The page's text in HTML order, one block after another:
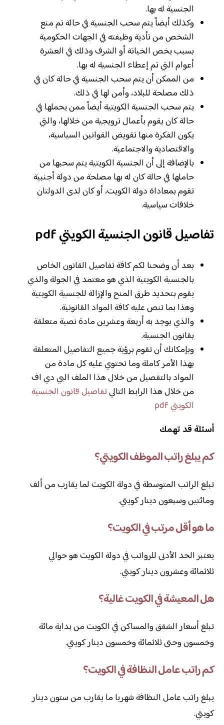
الجنسية له بها.
وكذلك أيضاً يتم سحب الجنسية في حالة تم منع
الشخص من تأدية وظيفته في الجهات الحكومية
بسبب يخص الخيانة أو الشرف وذلك في العشرة
أعوام التي تم إعطاء الجنسية له بها.
من الممكن أن يتم سحب الجنسية في حالة كان في
ذلك مصلحة للبلاد، وأمن لها في ذلك.
يتم سحب الجنسية الكويتية أيضاً ممن يحملها في
حالة كان يقوم بأعمال ترويجية من خلالها، والتي
يكون الفكرة منها تقويض القوانين السياسية،
والاقتصادية والاجتماعية.
بالإضافة إلى أن الجنسية الكويتية يتم سحبها من
حاملها في حالة كان له بها مصلحة من دولة أجنبية
تقوم بمعاداة دولة الكويت، أو كان لدى الدولتان
خلافات سياسية.
تفاصيل قانون الجنسية الكويتيpdf
بعد أن وضحنا لكم كافة تفاصيل القانون الخاص
بالجنسية الكويتية الذي هو معتمد في الجولة والذي
يقوم بتحديد طرق المنح والإزالة للجنسية الكويتية
وهذا بما تنص عليه كافة المواد القانونية.
والذي يوجد به أربعة وعشرين مادة نصية متعلقة
بقانون الجنسية.
وبإمكانك أن تقوم برؤية جميع التفاصيل المتعلقة
بهذا الأمر كاملة وما تحتوي عليه كل مادة من
المواد بالتفصيل من خلال هذا الملف البي دي اف
من خلال هذا الرابط التاليتفاصيل قانون الجنسية
الكويتي pdf
أسئلة قد تهمك
كم يبلغ راتب الموظف الكويتي؟
تبلغ الراتب المتوسطة في دولة الكويت لما يقارب من ألف
ومائتين وسبعون دينار كويتي.
ما هو أقل مرتب في الكويت؟
يعتبر الحد الأدنى للرواتب في دولة الكويت هو حوالي
ثلاثمائة وعشرون دينار كويتي.
هل المعيشة في الكويت غالية؟
تبلغ أسعار الشقق والمساكن في الكويت من بداية مائة
وخمسون وحتى ثلاثمائة وخمسون دينار كويتي.
كم راتب عامل النظافة في الكويت؟
يبلغ راتب عامل النظافة شهريا ما يقارب من ستون دينار
كويتي.